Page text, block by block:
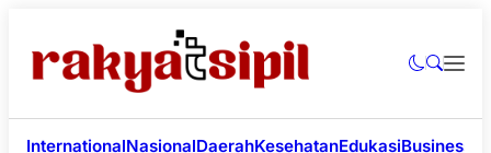
InternationalNasionalDaerahKesehatanEdukasiBusiness